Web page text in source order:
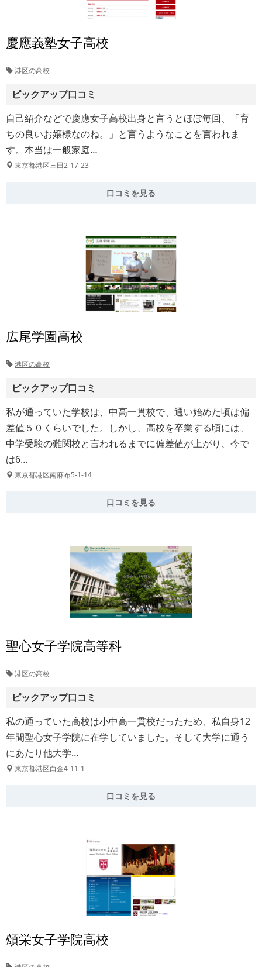
慶應義塾女子高校
港区の高校
ピックアップ口コミ
自己紹介などで慶應女子高校出身と言うとほぼ毎回、「育
ちの良いお嬢様なのね。」と言うようなことを言われま
す。本当は一般家庭…
東京都港区三田2-17-23
口コミを見る
広尾学園高校
港区の高校
ピックアップ口コミ
私が通っていた学校は、中高一貫校で、通い始めた頃は偏
差値５０くらいでした。しかし、高校を卒業する頃には、
中学受験の難関校と言われるまでに偏差値が上がり、今で
は6…
東京都港区南麻布5-1-14
口コミを見る
聖心女子学院高等科
港区の高校
ピックアップ口コミ
私の通っていた高校は小中高一貫校だったため、私自身12
年間聖心女子学院に在学していました。そして大学に通う
にあたり他大学…
東京都港区白金4-11-1
口コミを見る
頌栄女子学院高校